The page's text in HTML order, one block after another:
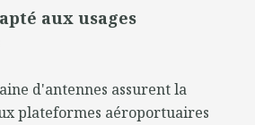
aux usages
d'antennes assurent la
plateformes aéroportuaires